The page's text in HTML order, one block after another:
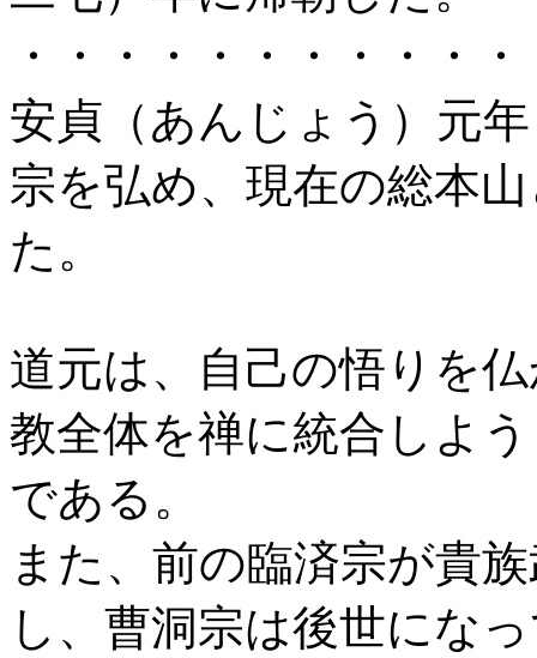
・・・・・・・・・・
安貞（あんじょう）元
宗を弘め、現在の総本
た。
道元は、自己の悟りを
教全体を禅に統合しよ
である。
また、前の臨済宗が貴
し、曹洞宗は後世にな